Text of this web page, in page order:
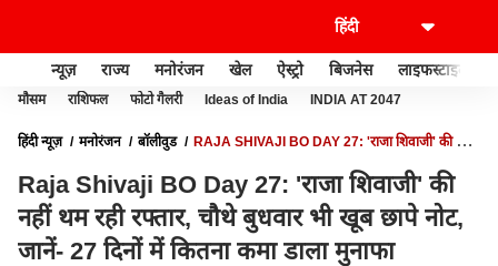
न्यूज़ राज्य मनोरंजन खेल ऐस्ट्रो बिजनेस लाइफस्टाइल
मौसम राशिफल फोटो गैलरी Ideas of India INDIA AT 2047
हिंदी न्यूज़ मनोरंजन बॉलीवुड
RAJA SHIVAJI BO DAY 27: 'राजा शिवाजी' की नहीं
Raja Shivaji BO Day 27: 'राजा शिवाजी' की
नहीं थम रही रफ्तार, चौथे बुधवार भी खूब छापे नोट,
जानें- 27 दिनों में कितना कमा डाला मुनाफा